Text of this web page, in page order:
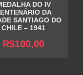
DO IV
DA
SANTIAGO DO
CHILE – 1941
R$100,00